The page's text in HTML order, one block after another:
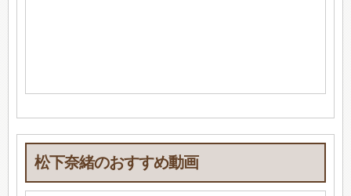
松下奈緒のおすすめ動画